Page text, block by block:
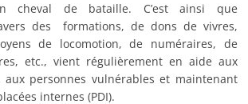
cheval de bataille. C’est ainsi que
des formations, de dons de vivres,
de locomotion, de numéraires, de
etc., vient régulièrement en aide aux
aux personnes vulnérables et maintenant
internes (PDI).